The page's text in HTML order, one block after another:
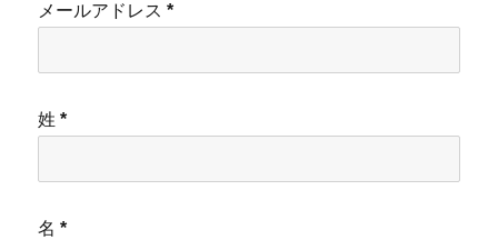
メールアドレス*
姓*
名*